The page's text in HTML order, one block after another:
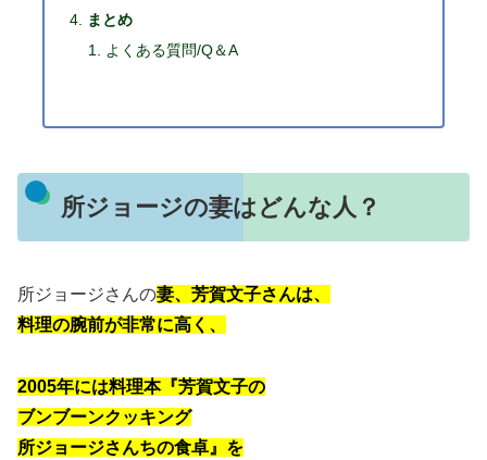
まとめ
よくある質問/Q＆A
所ジョージの妻はどんな人？
所ジョージさんの妻、芳賀文子さんは、
料理の腕前が非常に高く、
2005年には料理本『芳賀文子の
ブンブーンクッキング
所ジョージさんちの食卓』を